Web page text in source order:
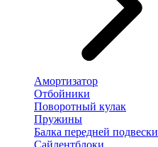
Амортизатор
Отбойники
Поворотный кулак
Пружины
Балка передней подвески
Сайлентблоки